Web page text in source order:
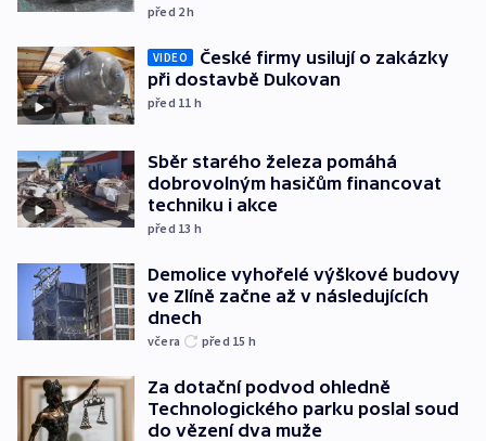
před 2h
VIDEO
České firmy usilují o zakázky
při dostavbě Dukovan
před 11 h
Sběr starého železa pomáhá
dobrovolným hasičům financovat
techniku i akce
před 13 h
Demolice vyhořelé výškové budovy
ve Zlíně začne až v následujících
dnech
včera před 15 h
Za dotační podvod ohledně
Technologického parku poslal soud
do vězení dva muže